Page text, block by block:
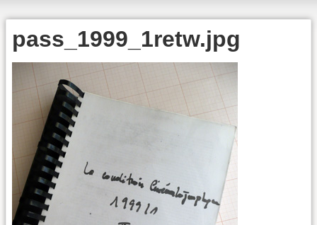
pass_1999_1retw.jpg